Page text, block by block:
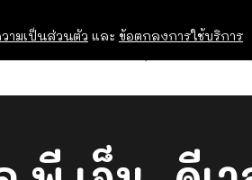
ามเป็นส่วนตัว และ ข้อตกลงการใช้บริการ